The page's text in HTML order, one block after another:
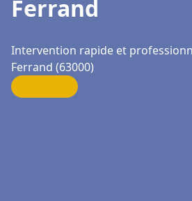
Ferrand
Intervention rapide et
Ferrand (63000)